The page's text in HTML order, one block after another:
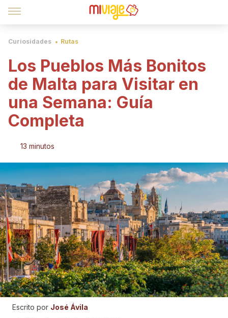
Curiosidades Rutas
Los Pueblos Más Bonitos
de Malta para Visitar en
una Semana: Guía
Completa
13 minutos
Escrito por José Ávila